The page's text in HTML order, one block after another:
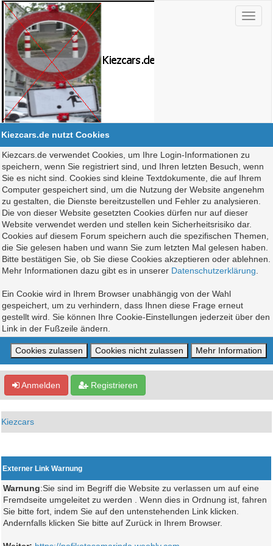
Kiezcars.de nutzt Cookies
Kiezcars.de verwendet Cookies, um Ihre Login-Informationen zu
speichern, wenn Sie registriert sind, und Ihren letzten Besuch, wenn
Sie es nicht sind. Cookies sind kleine Textdokumente, die auf Ihrem
Computer gespeichert sind, um die Nutzung der Website angenehm
zu gestalten, die Dienste bereitzustellen und Fehler zu analysieren.
Die von dieser Website gesetzten Cookies dürfen nur auf dieser
Website verwendet werden und stellen kein Sicherheitsrisiko dar.
Cookies auf diesem Forum speichern auch die spezifischen Themen,
die Sie gelesen haben und wann Sie zum letzten Mal gelesen haben.
Bitte bestätigen Sie, ob Sie diese Cookies akzeptieren oder ablehnen.
Mehr Informationen dazu gibt es in unserer Datenschutzerklärung
Ein Cookie wird in Ihrem Browser unabhängig von der Wahl
gespeichert, um zu verhindern, dass Ihnen diese Frage erneut
gestellt wird. Sie können Ihre Cookie-Einstellungen jederzeit über den
Link in der Fußzeile ändern.
Anmelden Registrieren
Kiezcars
Externer Link Warnung
Warnung:Sie sind im Begriff die Website zu verlassen um auf eine
Fremdseite umgeleitet zu werden . Wenn dies in Ordnung ist, fahren
Sie bitte fort, indem Sie auf den untenstehenden Link klicken.
Andernfalls klicken Sie bitte auf Zurück in Ihrem Browser.